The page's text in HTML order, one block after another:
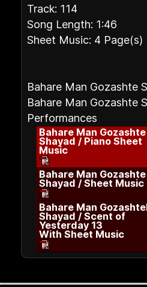
Track: 114
Song Length: 1:46
Sheet Music: 4 Page(s)
Bahare Man Gozashte
Bahare Man Gozashte
Performances
Bahare Man Gozashte
Shayad / Piano Sheet
Music
Bahare Man Gozashte
Shayad / Sheet Music
Bahare Man
Shayad / Scent of
Yesterday 13
With Sheet Music